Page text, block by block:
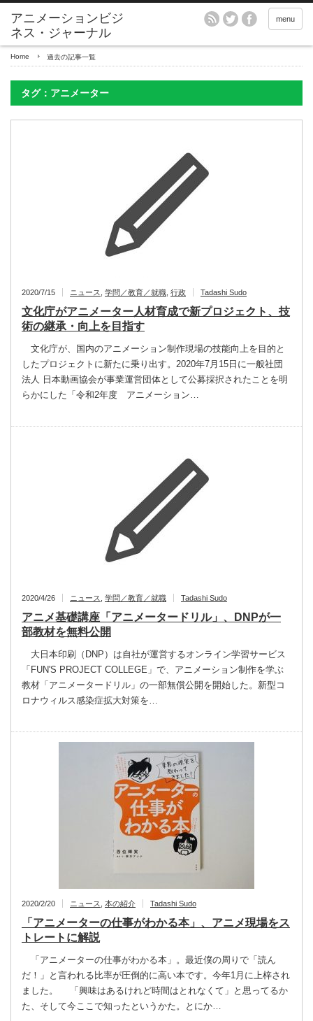
アニメーションビジ
ネス・ジャーナル
menu
Home 過去の記事一覧
タグ：アニメーター
2020/7/15 ニュース 学問／教育／就職 行政 Tadashi Sudo
文化庁がアニメーター人材育成で新プロジェクト、技
術の継承・向上を目指す
文化庁が、国内のアニメーション制作現場の技能向上を目的と
したプロジェクトに新たに乗り出す。2020年7月15日に一般社団
法人 日本動画協会が事業運営団体として公募採択されたことを明
らかにした「令和2年度 アニメーション…
2020/4/26 ニュース 学問／教育／就職 Tadashi Sudo
アニメ基礎講座「アニメータードリル」、DNPが一
部教材を無料公開
大日本印刷（DNP）は自社が運営するオンライン学習サービス
「FUN'S PROJECT COLLEGE」で、アニメーション制作を学ぶ
教材「アニメータードリル」の一部無償公開を開始した。新型コ
ロナウィルス感染症拡大対策を…
2020/2/20 ニュース 本の紹介 Tadashi Sudo
「アニメーターの仕事がわかる本」、アニメ現場をス
トレートに解説
「アニメーターの仕事がわかる本」。最近僕の周りで「読ん
だ！」と言われる比率が圧倒的に高い本です。今年1月に上梓され
ました。 「興味はあるけれど時間はとれなくて」と思ってるか
た、そして今ここで知ったというかた。とにか…